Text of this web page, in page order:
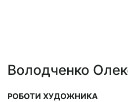
Володченко
РОБОТИ ХУДОЖНИКА